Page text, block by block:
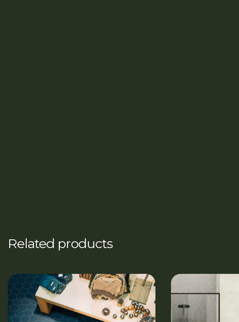
Related products